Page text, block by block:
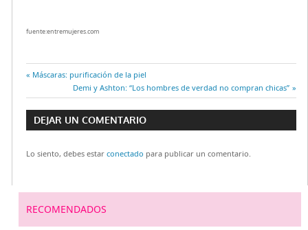
fuente:entremujeres.com
Navegación
de
entradas
Entrada
Máscaras: purificación de la piel
Entrada
siguiente:
Demi y Ashton: “Los hombres de verdad no compran chicas”
DEJAR UN COMENTARIO
Lo siento, debes estar conectado para publicar un comentario.
RECOMENDADOS